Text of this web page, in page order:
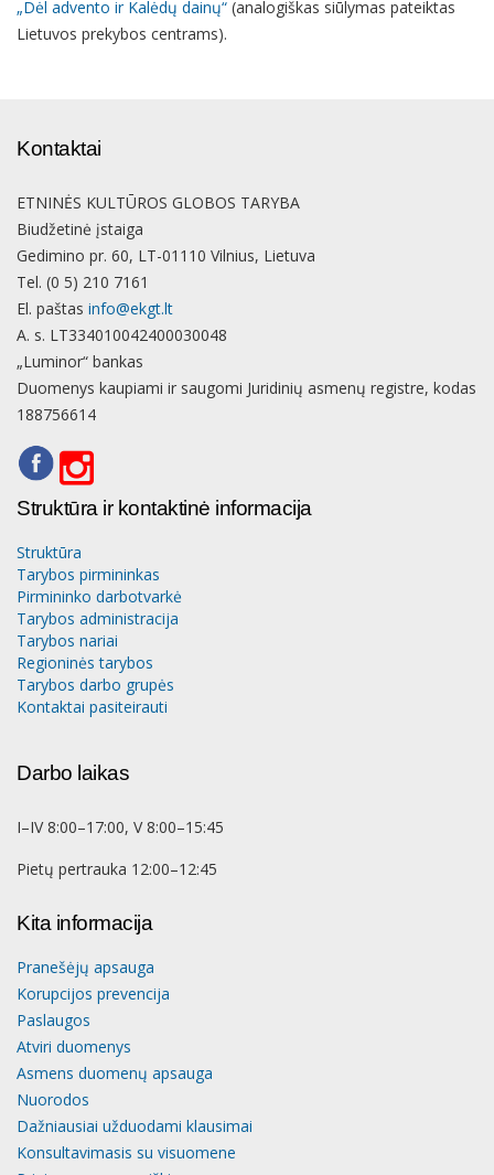
„Dėl advento ir Kalėdų dainų“ (analogiškas siūlymas pateiktas
Lietuvos prekybos centrams).
Kontaktai
ETNINĖS KULTŪROS GLOBOS TARYBA
Biudžetinė įstaiga
Gedimino pr. 60, LT-01110 Vilnius, Lietuva
Tel. (0 5) 210 7161
El. paštas info@ekgt.lt
A. s. LT334010042400030048
„Luminor“ bankas
Duomenys kaupiami ir saugomi Juridinių asmenų registre, kodas
188756614
Struktūra ir kontaktinė informacija
Struktūra
Tarybos pirmininkas
Pirmininko darbotvarkė
Tarybos administracija
Tarybos nariai
Regioninės tarybos
Tarybos darbo grupės
Kontaktai pasiteirauti
Darbo laikas
I–IV 8:00–17:00, V 8:00–15:45
Pietų pertrauka 12:00–12:45
Kita informacija
Pranešėjų apsauga
Korupcijos prevencija
Paslaugos
Atviri duomenys
Asmens duomenų apsauga
Nuorodos
Dažniausiai užduodami klausimai
Konsultavimasis su visuomene